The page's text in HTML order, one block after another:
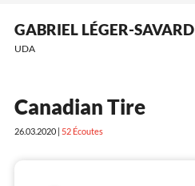
GABRIEL LÉGER-SAVARD
UDA
Canadian Tire
26.03.2020 | 52Écoutes